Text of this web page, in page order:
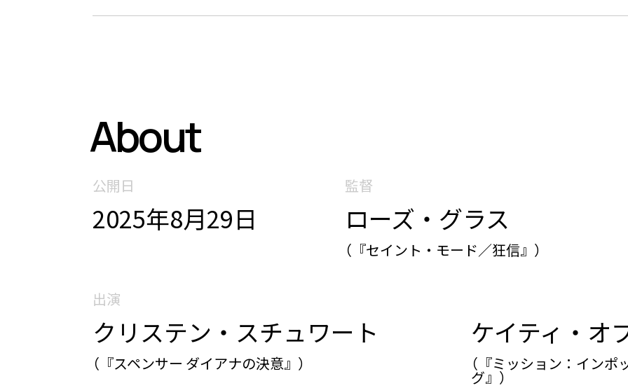
About
公開日
2025年8月29日
監督
ローズ・グラス
（『セイント・モード／狂信』）
出演
クリステン・スチュワート
（『スペンサー ダイアナの決意』）
ケイティ・オ
（『ミッション：イン
グ』）